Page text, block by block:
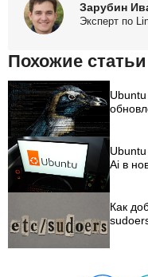
Зарубин
Эксперт по
Похожие статьи
Ai в
Как